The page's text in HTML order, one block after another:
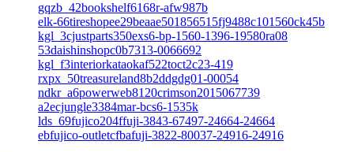
gqzb_42bookshelf6168r-afw987b
elk-66tireshopee29beaae501856515fj9488c101560ck45b
kgl_3cjustparts350exs6-bp-1560-1396-19580ra08
53daishinshopc0b7313-0066692
kgl_f3interiorkataokaf522toct2c23-419
rxpx_50treasureland8b2ddgdg01-00054
ndkr_a6powerweb8120crimson2015067739
a2ecjungle3384mar-bcs6-1535k
lds_69fujico204ffuji-3843-67497-24664-24664
ebfujico-outletcfbafuji-3822-80037-24916-24916